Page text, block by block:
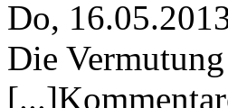
Do,
Die